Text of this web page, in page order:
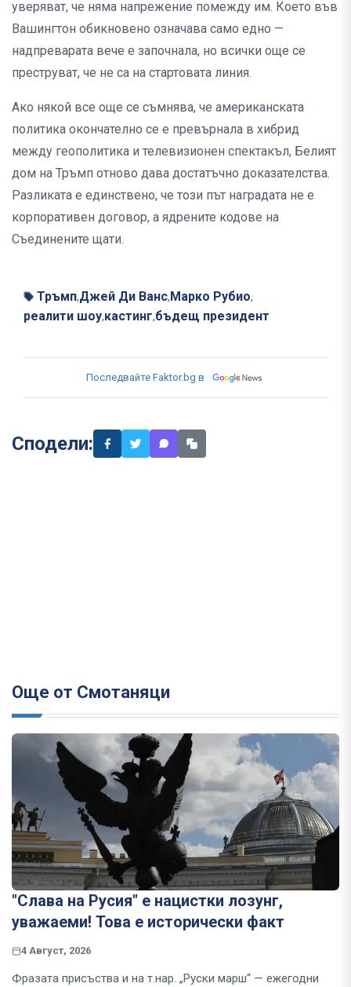
уверяват, че няма напрежение помежду им. Което във
Вашингтон обикновено означава само едно —
надпреварата вече е започнала, но всички още се
преструват, че не са на стартовата линия.
Ако някой все още се съмнява, че американската
политика окончателно се е превърнала в хибрид
между геополитика и телевизионен спектакъл, Белият
дом на Тръмп отново дава достатъчно доказателства.
Разликата е единствено, че този път наградата не е
корпоративен договор, а ядрените кодове на
Съединените щати.
Тръмп,Джей Ди Ванс, Марко Рубио,
реалити шоу,кастинг,бъдещ президент
Последвайте Faktor.bg в
Сподели:
Още от Смотаняци
"Слава на Русия" е нацистки лозунг,
уважаеми! Това е исторически факт
4 Август, 2026
Фразата присъства и на т.нар. „Руски марш“ — ежегодни